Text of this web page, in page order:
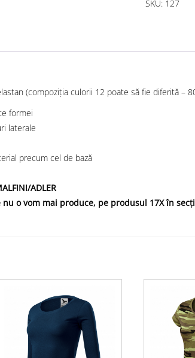
SKU: 127
(compoziţia culorii 12 poate să fie diferită –
formei
laterale
precum cel de bază
ADLER
o vom mai produce, pe produsul 17X în